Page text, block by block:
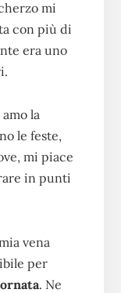
mi
con più di
era uno
la
le feste,
mi piace
in punti
vena
per
. Ne